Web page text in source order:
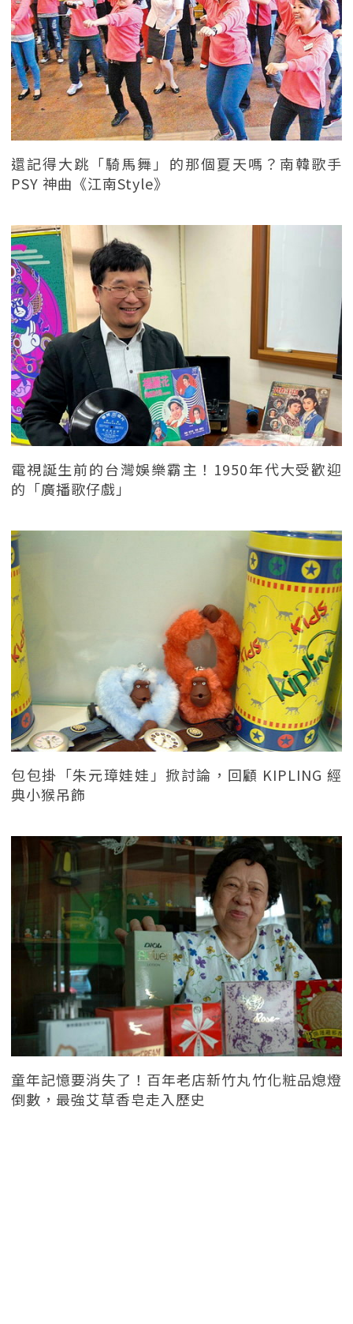
還記得大跳「騎馬舞」的那個夏天嗎？南韓歌手
PSY 神曲《江南Style》
電視誕生前的台灣娛樂霸主！1950年代大受歡迎
的「廣播歌仔戲」
包包掛「朱元璋娃娃」掀討論，回顧 KIPLING 經
典小猴吊飾
童年記憶要消失了！百年老店新竹丸竹化粧品熄燈
倒數，最強艾草香皂走入歷史